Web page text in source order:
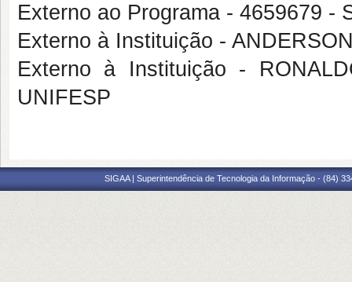
Externo ao Programa - 4659679 -
Externo à Instituição -
Externo à Instituição -
UNIFESP
SIGAA | Superintendência de Tecnologia da Informação - (84)